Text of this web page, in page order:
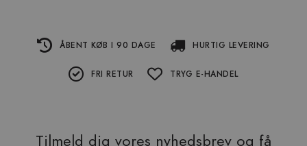
ÅBENT KØB I 90 DAGE HURTIG LEVERING
FRI RETUR TRYG E-HANDEL
Tilmeld dig vores nyhedsbrev og få